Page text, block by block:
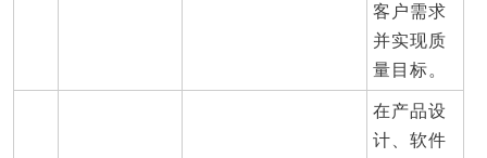
客户需求
并实现质
量目标。
在产品设
计、软件